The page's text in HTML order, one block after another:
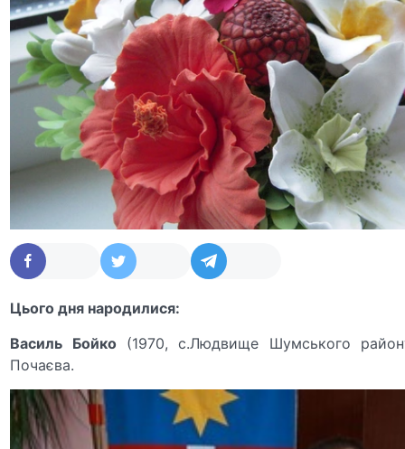
Цього дня народилися:
Василь Бойко(1970, с.Людвище Шумського
Почаєва.